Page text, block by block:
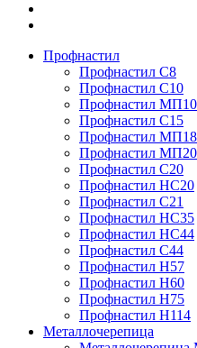
Профнастил
Профнастил C8
Профнастил С10
Профнастил МП10
Профнастил С15
Профнастил МП18
Профнастил МП20
Профнастил С20
Профнастил НС20
Профнастил С21
Профнастил НС35
Профнастил НС44
Профнастил С44
Профнастил Н57
Профнастил Н60
Профнастил Н75
Профнастил Н114
Металлочерепица